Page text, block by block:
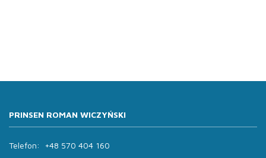
PRINSEN ROMAN WICZYŃSKI
Telefon:
+48 570 404 160